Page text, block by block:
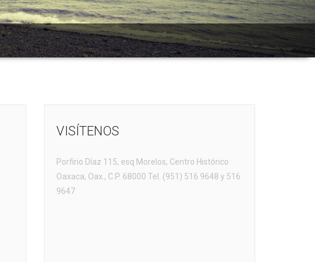
VISÍTENOS
Porfirio Díaz 115, esq Morelos, Centro Histórico
Oaxaca, Oax., C.P. 68000 Tel. (951) 516 9648 y 516
9647